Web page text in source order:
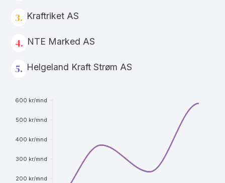
3. Kraftriket AS
4. NTE Marked AS
5. Helgeland Kraft Strøm AS
600 kr/mnd
500 kr/mnd
400 kr/mnd
300 kr/mnd
200 kr/mnd